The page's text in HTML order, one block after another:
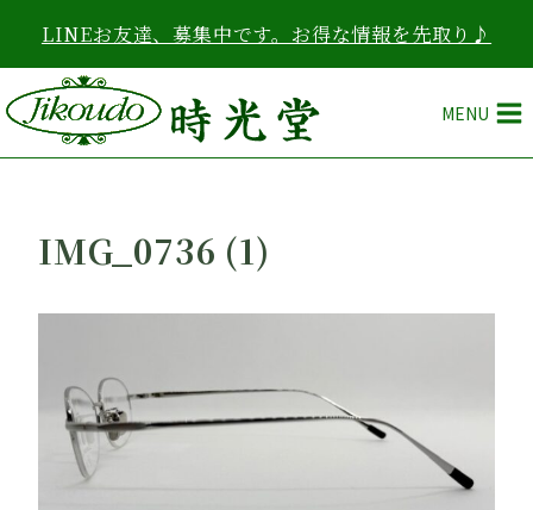
を
ス
キ
ッ
LINEお友達、募集中です。お得な情報を先取り♪
MENU
IMG_0736 (1)